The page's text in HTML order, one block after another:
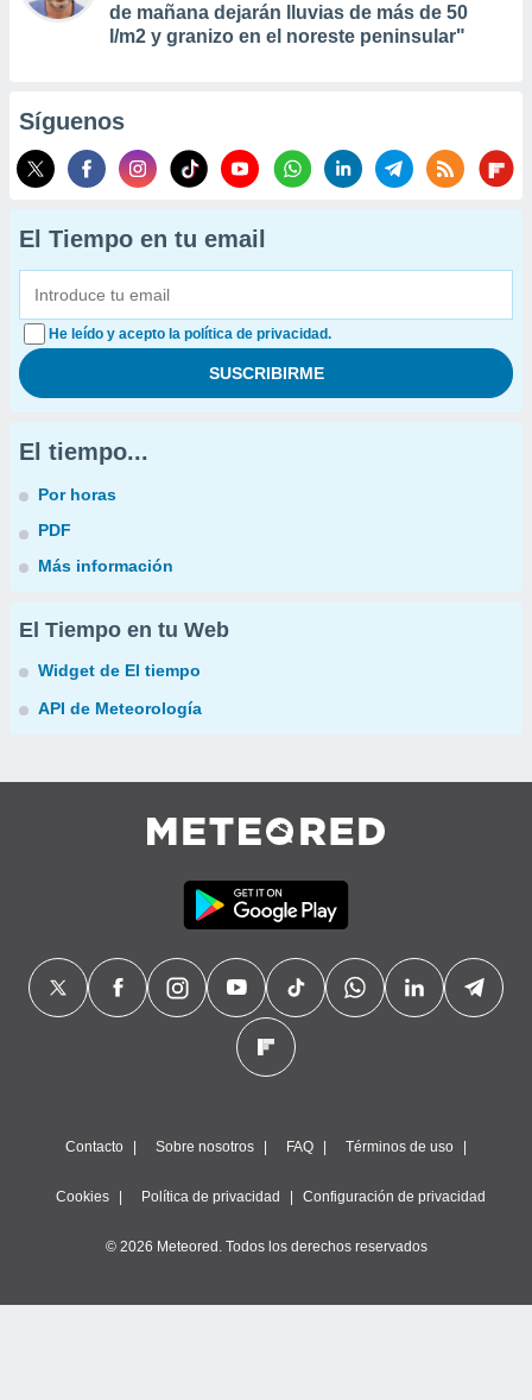
de mañana dejarán lluvias de más de 50
l/m2 y granizo en el noreste peninsular"
Síguenos
El Tiempo en tu email
He leído y acepto la política de privacidad.
El tiempo...
Por horas
PDF
Más información
El Tiempo en tu Web
Widget de El tiempo
API de Meteorología
Contacto Sobre nosotros FAQ Términos de uso
Cookies Política de privacidad Configuración de privacidad
© 2026 Meteored. Todos los derechos reservados